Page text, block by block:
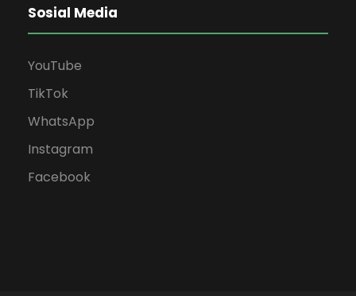
Sosial Media
YouTube
TikTok
WhatsApp
Instagram
Facebook